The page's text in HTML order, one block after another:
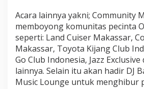
Acara lainnya yakni; Community
memboyong komunitas pecinta
seperti: Land Cuiser Makassar,
Makassar, Toyota Kijang Club
Go Club Indonesia, Jazz
lainnya. Selain itu akan hadir DJ
Music Lounge untuk menghibur